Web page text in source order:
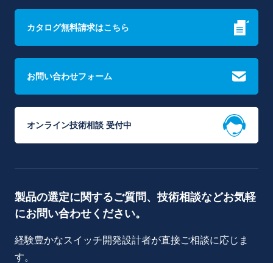
カタログ無料請求はこちら
お問い合わせフォーム
オンライン技術相談 受付中
製品の選定に関するご質問、技術相談などお気軽
にお問い合わせください。
経験豊かなスイッチ開発設計者が直接ご相談に応じま
す。